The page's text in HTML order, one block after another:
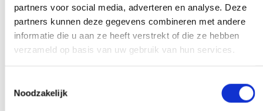
partners voor social media, adverteren en analyse. Deze
partners kunnen deze gegevens combineren met andere
informatie die u aan ze heeft verstrekt of die ze hebben
verzameld op basis van uw gebruik van hun services.
Noodzakelijk
Wczesna i późna dostępność
godzinami pracy? Podejmij decyzję, a my